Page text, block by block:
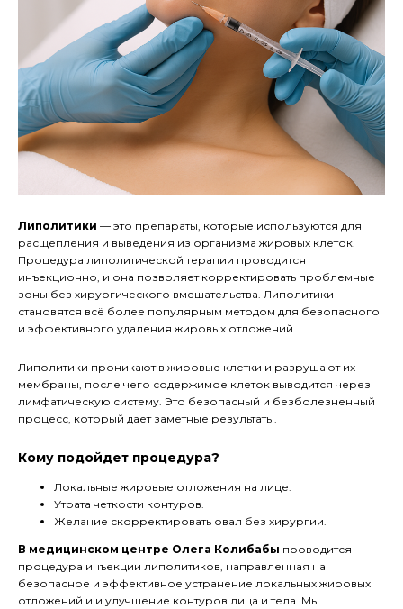
Липолитики — это препараты, которые используются для
расщепления и выведения из организма жировых клеток.
Процедура липолитической терапии проводится
инъекционно, и она позволяет корректировать проблемные
зоны без хирургического вмешательства. Липолитики
становятся всё более популярным методом для безопасного
и эффективного удаления жировых отложений.
Липолитики проникают в жировые клетки и разрушают их
мембраны, после чего содержимое клеток выводится через
лимфатическую систему. Это безопасный и безболезненный
процесс, который дает заметные результаты.
Кому подойдет процедура?
Локальные жировые отложения на лице.
Утрата четкости контуров.
Желание скорректировать овал без хирургии.
В медицинском центре Олега Колибабы проводится
процедура инъекции липолитиков, направленная на
безопасное и эффективное устранение локальных жировых
отложений и и улучшение контуров лица и тела. Мы